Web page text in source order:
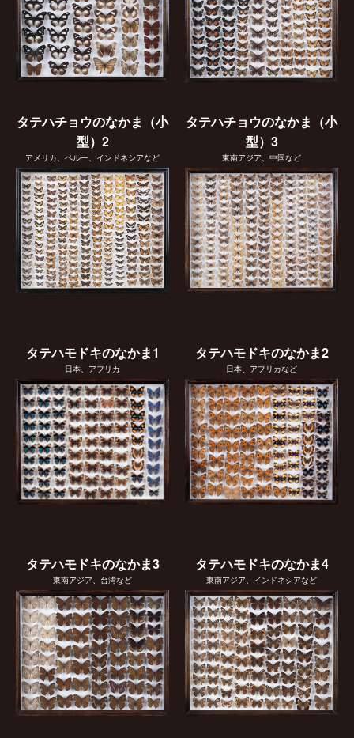
タテハチョウのなかま（小
型）2
アメリカ、ペルー、インドネシアなど
タテハチョウのなかま（小
型）3
東南アジア、中国など
タテハモドキのなかま1
日本、アフリカ
タテハモドキのなかま2
日本、アフリカなど
タテハモドキのなかま3
東南アジア、台湾など
タテハモドキのなかま4
東南アジア、インドネシアなど